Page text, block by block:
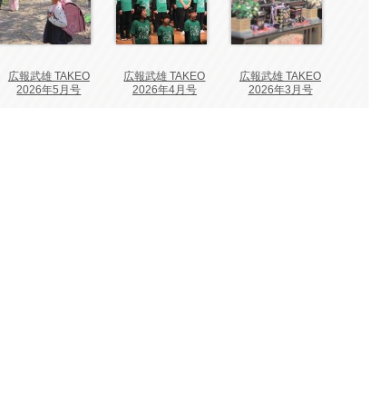
広報武雄 TAKEO
2026年5月号
広報武雄 TAKEO
2026年4月号
広報武雄 TAKEO
2026年3月号